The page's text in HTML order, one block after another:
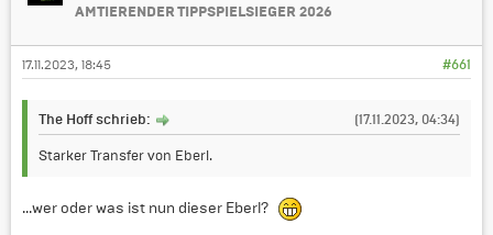
AMTIERENDER TIPPSPIELSIEGER 2026
#661
17.11.2023, 18:45
(17.11.2023, 04:34)
The Hoff schrieb:
Starker Transfer von Eberl.
...wer oder was ist nun dieser Eberl?